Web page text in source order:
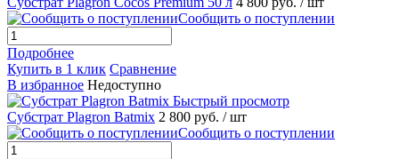
Сообщить о поступлении
Подробнее
Купить в 1 клик Сравнение
В избранное Недоступно
Быстрый просмотр
Субстрат Plagron Batmix 2 800 руб. / шт
Сообщить о поступлении